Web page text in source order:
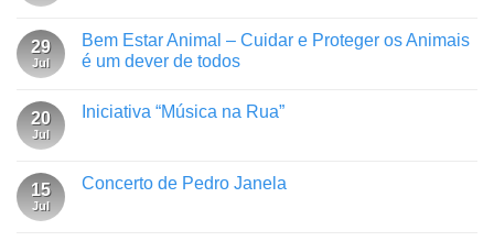
29
Jul
Bem Estar Animal – Cuidar e Proteger os Animais
é um dever de todos
20
Jul
Iniciativa “Música na Rua”
15
Jul
Concerto de Pedro Janela